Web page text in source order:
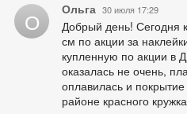
О Ольга 30 июля 17:29
Добрый день! Сегодня
см по акции за
купленную по акции в
оказалась не очень,
оплавилась и
районе красного